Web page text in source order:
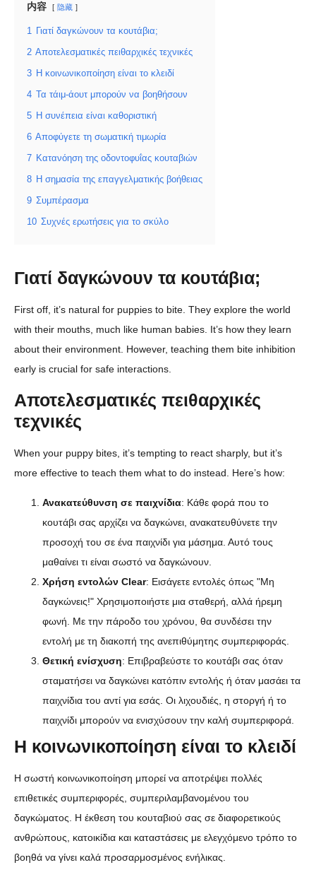
内容 隐藏
1 Γιατί δαγκώνουν τα κουτάβια;
2 Αποτελεσματικές πειθαρχικές τεχνικές
3 Η κοινωνικοποίηση είναι το κλειδί
4 Τα τάιμ-άουτ μπορούν να βοηθήσουν
5 Η συνέπεια είναι καθοριστική
6 Αποφύγετε τη σωματική τιμωρία
7 Κατανόηση της οδοντοφυΐας κουταβιών
8 Η σημασία της επαγγελματικής βοήθειας
9 Συμπέρασμα
10 Συχνές ερωτήσεις για το σκύλο
Γιατί δαγκώνουν τα κουτάβια;
First off, it’s natural for puppies to bite. They explore the world
with their mouths, much like human babies. It’s how they learn
about their environment. However, teaching them bite inhibition
early is crucial for safe interactions.
Αποτελεσματικές πειθαρχικές
τεχνικές
When your puppy bites, it’s tempting to react sharply, but it’s
more effective to teach them what to do instead. Here’s how:
Ανακατεύθυνση σε παιχνίδια: Κάθε φορά που το
κουτάβι σας αρχίζει να δαγκώνει, ανακατευθύνετε την
προσοχή του σε ένα παιχνίδι για μάσημα. Αυτό τους
μαθαίνει τι είναι σωστό να δαγκώνουν.
Χρήση εντολών Clear: Εισάγετε εντολές όπως "Μη
δαγκώνεις!" Χρησιμοποιήστε μια σταθερή, αλλά ήρεμη
φωνή. Με την πάροδο του χρόνου, θα συνδέσει την
εντολή με τη διακοπή της ανεπιθύμητης συμπεριφοράς.
Θετική ενίσχυση: Επιβραβεύστε το κουτάβι σας όταν
σταματήσει να δαγκώνει κατόπιν εντολής ή όταν μασάει τα
παιχνίδια του αντί για εσάς. Οι λιχουδιές, η στοργή ή το
παιχνίδι μπορούν να ενισχύσουν την καλή συμπεριφορά.
Η κοινωνικοποίηση είναι το κλειδί
Η σωστή κοινωνικοποίηση μπορεί να αποτρέψει πολλές
επιθετικές συμπεριφορές, συμπεριλαμβανομένου του
δαγκώματος. Η έκθεση του κουταβιού σας σε διαφορετικούς
ανθρώπους, κατοικίδια και καταστάσεις με ελεγχόμενο τρόπο το
βοηθά να γίνει καλά προσαρμοσμένος ενήλικας.